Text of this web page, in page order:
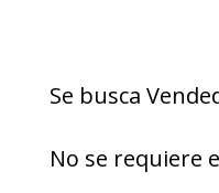
Se busca
No se requiere